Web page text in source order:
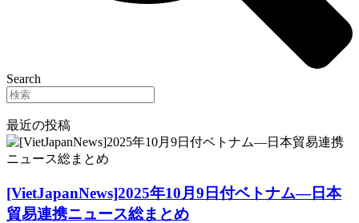
Search
最近の投稿
[VietJapanNews]2025年10月9日付ベトナム―日本
貿易連携ニュース総まとめ